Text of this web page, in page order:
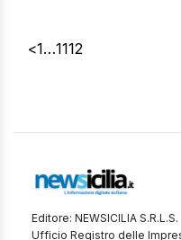
<1…1112
Editore: NEWSICILIA S.R.L.S.
Ufficio Registro delle